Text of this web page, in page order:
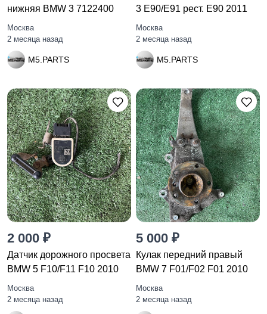
нижняя BMW 3 7122400
Москва
2 месяца назад
M5.PARTS
3 E90/E91 рест. E90 2011
Москва
2 месяца назад
M5.PARTS
2 000 ₽
Датчик дорожного просвета
BMW 5 F10/F11 F10 2010
Москва
2 месяца назад
5 000 ₽
Кулак передний правый
BMW 7 F01/F02 F01 2010
Москва
2 месяца назад